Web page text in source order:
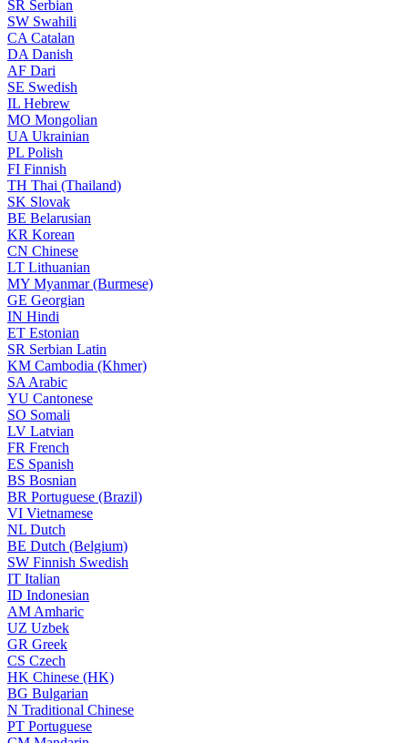
SR Serbian
SW Swahili
CA Catalan
DA Danish
AF Dari
SE Swedish
IL Hebrew
MO Mongolian
UA Ukrainian
PL Polish
FI Finnish
TH Thai (Thailand)
SK Slovak
BE Belarusian
KR Korean
CN Chinese
LT Lithuanian
MY Myanmar (Burmese)
GE Georgian
IN Hindi
ET Estonian
SR Serbian Latin
KM Cambodia (Khmer)
SA Arabic
YU Cantonese
SO Somali
LV Latvian
FR French
ES Spanish
BS Bosnian
BR Portuguese (Brazil)
VI Vietnamese
NL Dutch
BE Dutch (Belgium)
SW Finnish Swedish
IT Italian
ID Indonesian
AM Amharic
UZ Uzbek
GR Greek
CS Czech
HK Chinese (HK)
BG Bulgarian
N Traditional Chinese
PT Portuguese